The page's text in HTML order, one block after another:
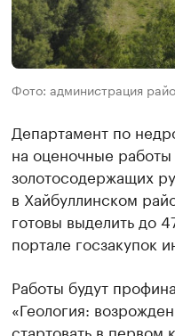
Фото: администрация
Департамент по
на оценочные
золотосодержащих
в Хайбуллинском
готовы выделить до
портале госзакупок
Работы будут
«Геология:
стартовать в первом